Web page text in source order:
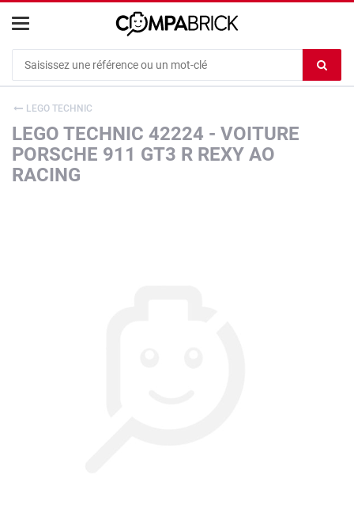
le
LEGO TECHNIC
LEGO TECHNIC 42224 - VOITURE
PORSCHE 911 GT3 R REXY AO
RACING
Cookies management panel